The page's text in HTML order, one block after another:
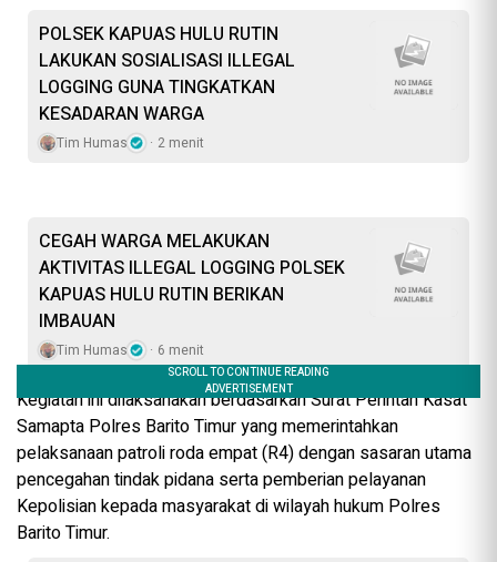
POLSEK KAPUAS HULU RUTIN
LAKUKAN SOSIALISASI ILLEGAL
LOGGING GUNA TINGKATKAN
KESADARAN WARGA
Tim Humas 2 menit
CEGAH WARGA MELAKUKAN
AKTIVITAS ILLEGAL LOGGING POLSEK
KAPUAS HULU RUTIN BERIKAN
IMBAUAN
Tim Humas 6 menit
Kegiatan ini dilaksanakan berdasarkan Surat Perintah Kasat
Samapta Polres Barito Timur yang memerintahkan
pelaksanaan patroli roda empat (R4) dengan sasaran utama
pencegahan tindak pidana serta pemberian pelayanan
Kepolisian kepada masyarakat di wilayah hukum Polres
Barito Timur.